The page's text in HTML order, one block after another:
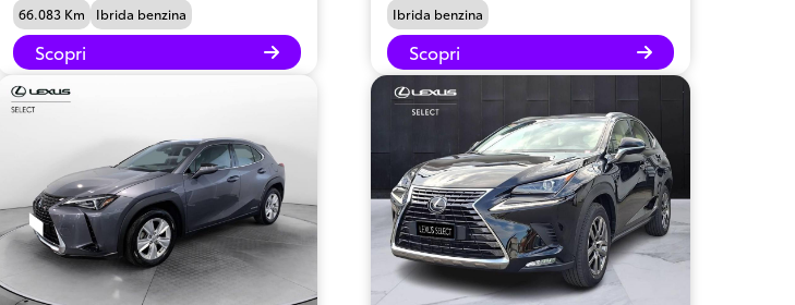
66.083 Km Ibrida benzina
Scopri
Ibrida benzina
Scopri